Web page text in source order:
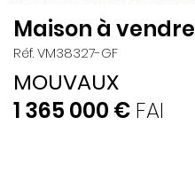
Maison à vendre
Réf. VM38327-GF
MOUVAUX
1 365 000 € FAI